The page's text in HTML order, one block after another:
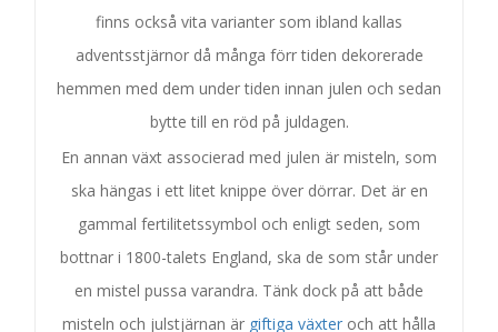
finns också vita varianter som ibland kallas
adventsstjärnor då många förr tiden dekorerade
hemmen med dem under tiden innan julen och sedan
bytte till en röd på juldagen.
En annan växt associerad med julen är misteln, som
ska hängas i ett litet knippe över dörrar. Det är en
gammal fertilitetssymbol och enligt seden, som
bottnar i 1800-talets England, ska de som står under
en mistel pussa varandra. Tänk dock på att både
misteln och julstjärnan är giftiga växter och att hålla